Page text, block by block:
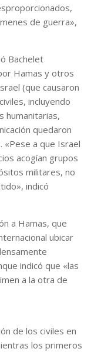
de guerra»,
Bachelet
Hamas y otros
(que causaron
incluyendo
humanitarias,
quedaron
«Pese a que Israel
acogían grupos
militares, no
indicó
a Hamas, que
ubicar
indicó que «las
a la otra de
de los civiles en
los primeros